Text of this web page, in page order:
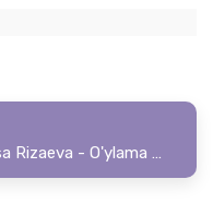
Munisa Rizaeva - Munisa Rizaeva - O'ylama mani